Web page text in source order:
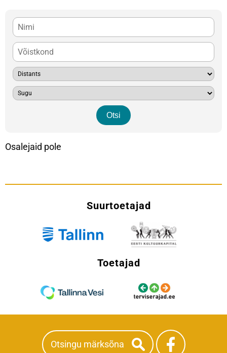
Osalejaid pole
Suurtoetajad
Toetajad